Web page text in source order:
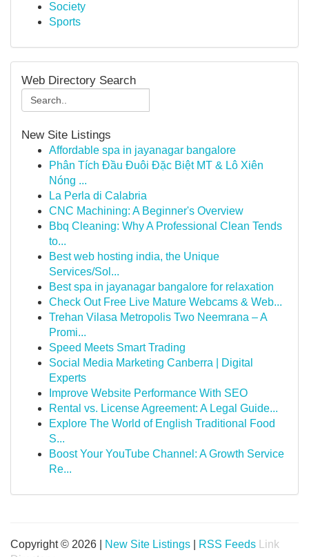
Society
Sports
Web Directory Search
New Site Listings
Affordable spa in jayanagar bangalore
Phân Tích Đầu Đuôi Đặc Biệt MT & Lô Xiên
Nóng ...
La Perla di Calabria
CNC Machining: A Beginner's Overview
Bbq Cleaning: Why A Professional Clean Tends
to...
Best web hosting india, the Unique
Services/Sol...
Best spa in jayanagar bangalore for relaxation
Check Out Free Live Mature Webcams & Web...
Trehan Vilasa Metropolis Two Neemrana – A
Promi...
Speed Meets Smart Trading
Social Media Marketing Canberra | Digital
Experts
Improve Website Performance With SEO
Rental vs. License Agreement: A Legal Guide...
Explore The World of English Traditional Food
S...
Boost Your YouTube Channel: A Growth Service
Re...
Copyright © 2026 | New Site Listings RSS Feeds
Link